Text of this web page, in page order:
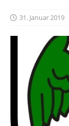
31. Januar 2019